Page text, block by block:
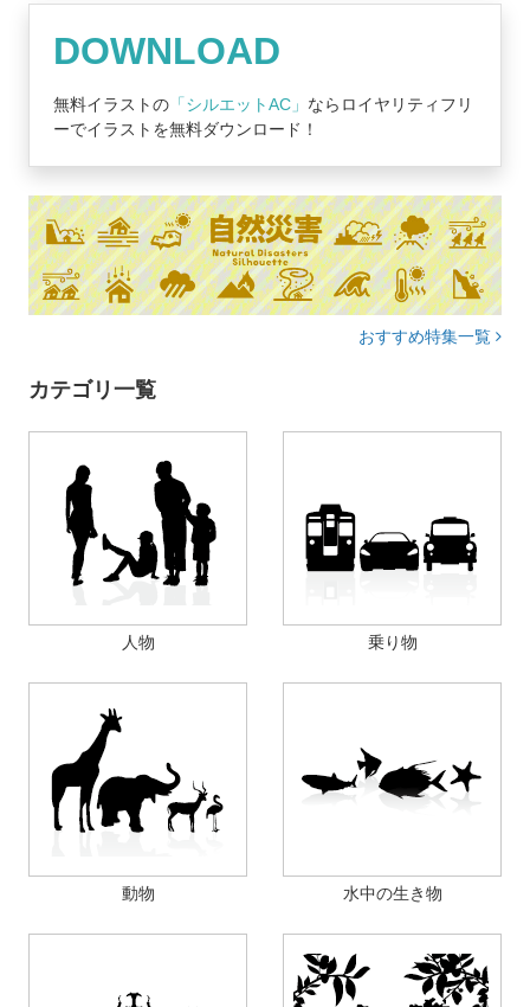
DOWNLOAD
無料イラストの 「シルエットAC」 ならロイヤリティフリ
ーでイラストを無料ダウンロード！
おすすめ特集一覧
カテゴリ一覧
人物 乗り物
動物 水中の生き物